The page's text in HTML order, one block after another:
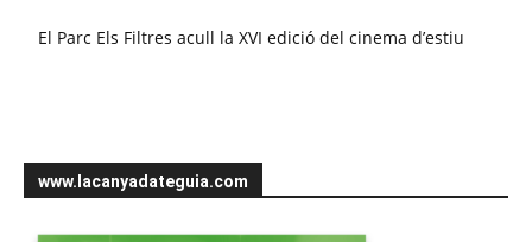
El Parc Els Filtres acull la XVI edició del cinema d’estiu
www.lacanyadateguia.com